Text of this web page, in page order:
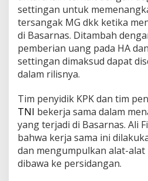
settingan untuk
tersangak MG dkk ketika
di Basarnas. Ditambah
pemberian uang pada HA
settingan dimaksud dapat
dalam rilisnya.
Tim penyidik KPK dan tim
TNI bekerja sama dalam
yang terjadi di Basarnas. Ali
bahwa kerja sama ini
dan mengumpulkan alat-
dibawa ke persidangan.